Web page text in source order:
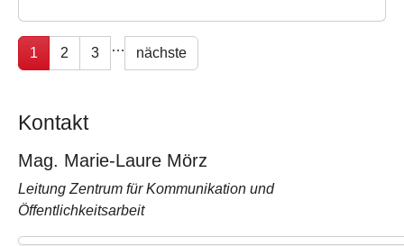
1 2 3 … nächste
Kontakt
Mag. Marie-Laure Mörz
Leitung Zentrum für Kommunikation und
Öffentlichkeitsarbeit